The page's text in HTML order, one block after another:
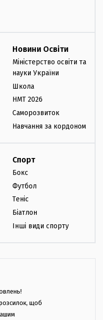
Новини Освіти
Міністерство освіти та
науки України
Школа
НМТ 2026
Саморозвиток
Навчання за кордоном
Спорт
Бокс
Футбол
Теніс
Біатлон
Інші види спорту
щоб